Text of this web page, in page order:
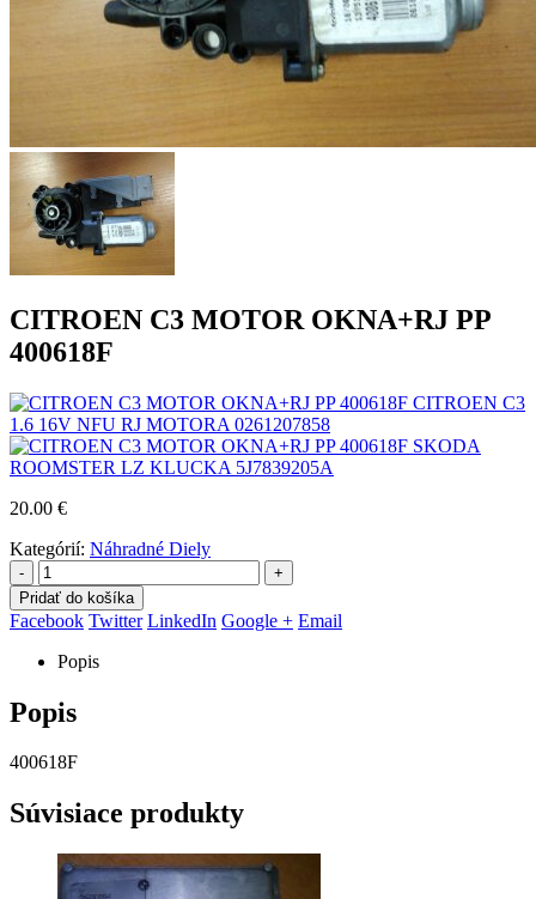
CITROEN C3 MOTOR OKNA+RJ PP
400618F
CITROEN C3
1.6 16V NFU RJ MOTORA 0261207858
SKODA
ROOMSTER LZ KLUCKA 5J7839205A
20.00 €
Kategórií: Náhradné Diely
-
+
Pridať do košíka
Facebook Twitter LinkedIn Google + Email
Popis
Popis
400618F
Súvisiace produkty